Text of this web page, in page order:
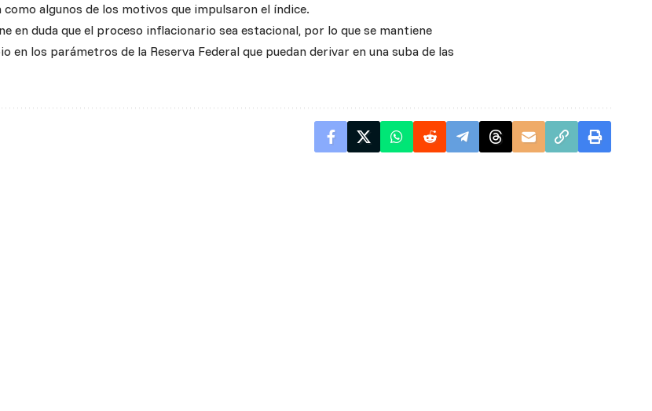
algunos de los motivos que impulsaron el índice.
en duda que el proceso inflacionario sea estacional, por lo que se mantiene
en los parámetros de la Reserva Federal que puedan derivar en una suba de las